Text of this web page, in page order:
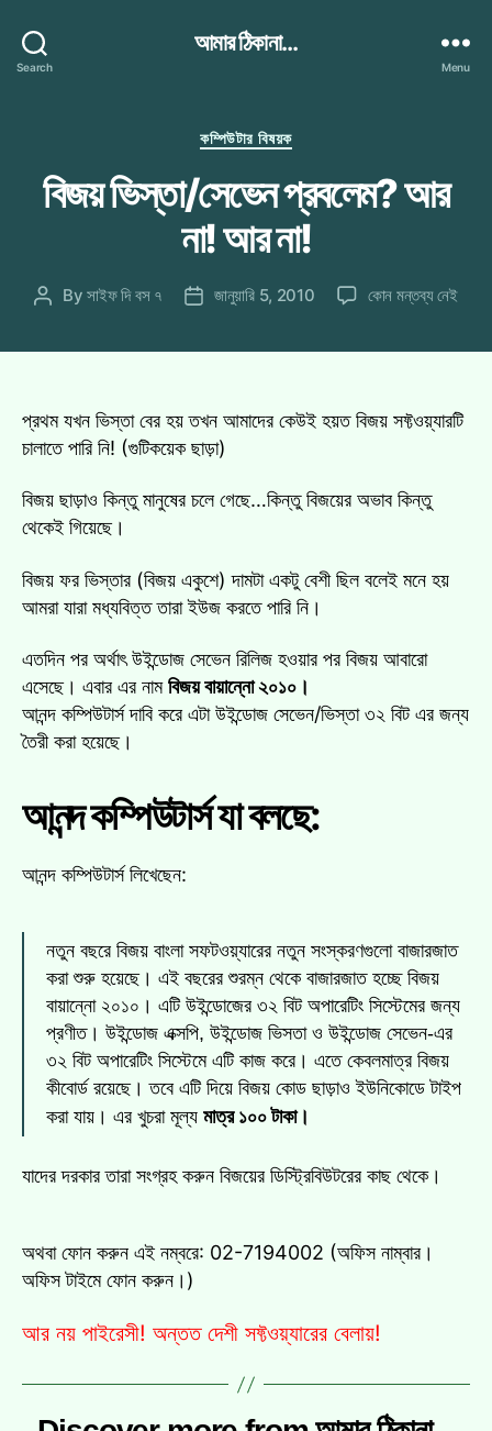
Search
আমার ঠিকানা...
Menu
Categories
কম্পিউটার বিষয়ক
বিজয় ভিস্তা/সেভেন প্রবলেম? আর
না! আর না!
PostByসাইফ দি বস ৭
Postজানুয়ারি 5, 2010
বিজয়
না!
কোন মন্তব্য নেই
প্রথম যখন ভিস্তা বের হয় তখন আমাদের কেউই হয়ত বিজয় সফ্টওয়্যারটি
চালাতে পারি নি! (গুটিকয়েক ছাড়া)
বিজয় ছাড়াও কিন্তু মানুষের চলে গেছে…কিন্তু বিজয়ের অভাব কিন্তু
থেকেই গিয়েছে।
বিজয় ফর ভিস্তার (বিজয় একুশে) দামটা একটু বেশী ছিল বলেই মনে হয়
আমরা যারা মধ্যবিত্ত তারা ইউজ করতে পারি নি।
এতদিন পর অর্থাৎ উইন্ডোজ সেভেন রিলিজ হওয়ার পর বিজয় আবারো
এসেছে। এবার এর নামবিজয় বায়ান্নো ২০১০।
আনন্দ কম্পিউটার্স দাবি করে এটা উইন্ডোজ সেভেন/ভিস্তা ৩২ বিট এর জন্য
তৈরী করা হয়েছে।
আনন্দ কম্পিউটার্স যা বলছে:
আনন্দ কম্পিউটার্স লিখেছেন:
নতুন বছরে বিজয় বাংলা সফটওয়্যারের নতুন সংস্করণগুলো বাজারজাত
করা শুরু হয়েছে। এই বছরের শুরম্ন থেকে বাজারজাত হচ্ছে বিজয়
বায়ান্নো ২০১০। এটি উইন্ডোজের ৩২ বিট অপারেটিং সিস্টেমের জন্য
প্রণীত। উইন্ডোজ এক্সপি, উইন্ডোজ ভিসতা ও উইন্ডোজ সেভেন-এর
৩২ বিট অপারেটিং সিস্টেমে এটি কাজ করে। এতে কেবলমাত্র বিজয়
কীবোর্ড রয়েছে। তবে এটি দিয়ে বিজয় কোড ছাড়াও ইউনিকোডে টাইপ
করা যায়। এর খুচরা মূল্য মাত্র ১০০ টাকা।
যাদের দরকার তারা সংগ্রহ করুন বিজয়ের ডিস্ট্রিবিউটরের কাছ থেকে।
অথবা ফোন করুন এই নম্বরে: 02-7194002 (অফিস নাম্বার।
অফিস টাইমে ফোন করুন।)
আর নয় পাইরেসী! অন্তত দেশী সফ্টওয়্যারের বেলায়!